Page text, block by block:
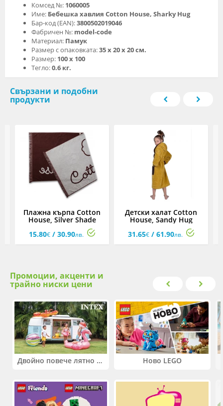
Комсед №: 1060005
Име: Бебешка хавлия Cotton House, Sharky Hug
Бар-код (EAN):3800502019046
Фабричен №: model-code
Материал: Памук
Размер с опаковката:35 х 20 х 20 см.
Размер: 100 х 100
Тегло:0.6 кг.
Свързани и подобни
продукти
Плажна кърпа Cotton
House, Silver Shade
15.80€/ 30.90лв.
Детски халат Cotton
House, Sandy Hug
31.65€/ 61.90лв.
Промоции, акценти и
трайно ниски цени
Двойно повече лятно забавление! Купи 2 продукта INTEX и вземи -33% Ново LEGO